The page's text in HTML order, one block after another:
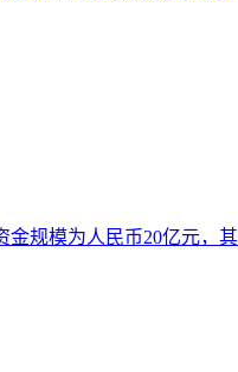
规模为人民币20亿元